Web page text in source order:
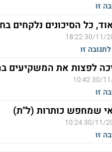
זו
כל הסיכונים נלקחים
30/11/2021
זו
לפצות את המשקיעים
30/11/
זו
שמחפש כותרות (ל"ת)
30/11/2021
זו